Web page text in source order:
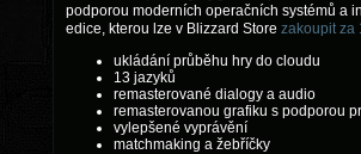
podporou moderních operačních systémů a
edice, kterou lze v Blizzard Store zakoupit za
ukládání průběhu hry do cloudu
13 jazyků
remasterované dialogy a audio
remasterovanou grafiku s podporou
vylepšené vyprávění
matchmaking a žebříčky